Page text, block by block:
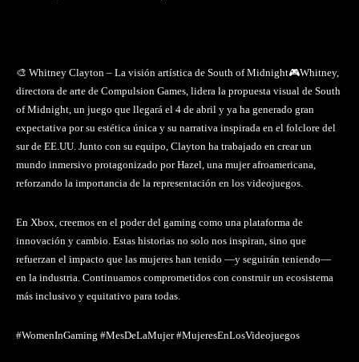
🎨 Whitney Clayton – La visión artística de South of Midnight🎮Whitney,
directora de arte de Compulsion Games, lidera la propuesta visual de South
of Midnight, un juego que llegará el 4 de abril y ya ha generado gran
expectativa por su estética única y su narrativa inspirada en el folclore del
sur de EE.UU. Junto con su equipo, Clayton ha trabajado en crear un
mundo inmersivo protagonizado por Hazel, una mujer afroamericana,
reforzando la importancia de la representación en los videojuegos.
En Xbox, creemos en el poder del gaming como una plataforma de
innovación y cambio. Estas historias no solo nos inspiran, sino que
refuerzan el impacto que las mujeres han tenido —y seguirán teniendo—
en la industria. Continuamos comprometidos con construir un ecosistema
más inclusivo y equitativo para todas.
#WomenInGaming #MesDeLaMujer #MujeresEnLosVideojuegos